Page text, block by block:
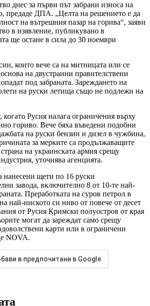
днес за първи път забрани износа на
предаде ДПА. „Целта на решението е да
на вътрешния пазар на горива“, заяви
в изявление, публикувано в
ще остане в сила до 30 ноември
които вече са на митницата или се
на двустранни правителствени
под забраната. Зареждането на
на руски летища също не подлежи на
когато Русия налага ограничения върху
гориво. Вече бяха въведени подобни
на руски бензин и дизел в чужбина,
за мерките са продължаващите
на украинската армия срещу
уточнява агенцията.
нанесени щети по 16 руски
завода, включително 8 от 10-те най-
Преработката на суров петрол в
най-ниското си ниво от повече от десет
от Русия Кримски полуостров от края
могат да зареждат само срещу
карти или в ограничени
NOVA.
в предпочитани в Google